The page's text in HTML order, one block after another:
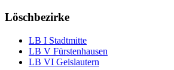
Löschbezirke
LB I Stadtmitte
LB V Fürstenhausen
LB VI Geislautern